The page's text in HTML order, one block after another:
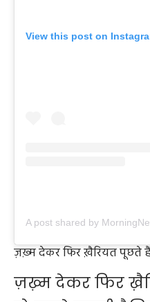
View this post on
ज़ख़्म देकर फिर ख़ैरियत पूछते
ज़ख़्म देकर फिर